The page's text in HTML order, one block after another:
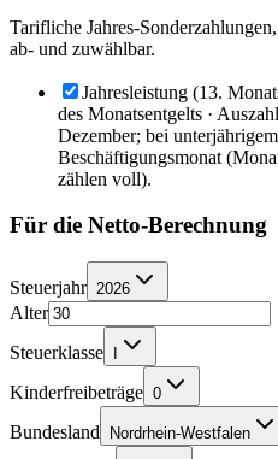
Tarifliche Jahres-
ab- und zuwählbar.
Jahresleistung (13.
des Monatsentgelts ·
Dezember; bei
Beschäftigungsmonat
zählen voll).
Für die Netto-Berechnung
Steuerjahr 2026
Alter
Steuerklasse
Kinderfreibeträge 0
Bundesland Nordrhein-Westfalen